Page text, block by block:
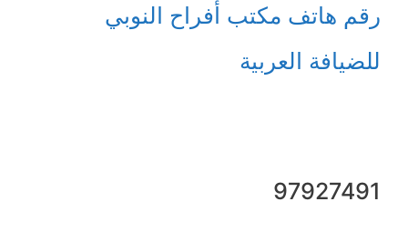
رقم هاتف مكتب أفراح النوبي
للضيافة العربية
97927491